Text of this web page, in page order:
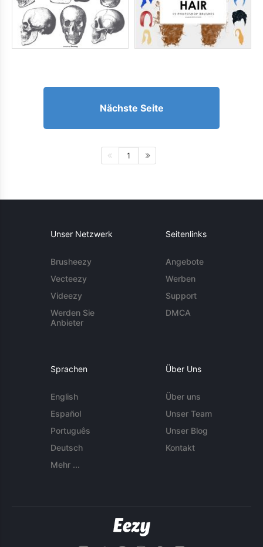
Nächste Seite
1
Unser Netzwerk
Brusheezy
Vecteezy
Videezy
Werden Sie
Anbieter
Seitenlinks
Angebote
Werben
Support
DMCA
Sprachen
English
Español
Português
Deutsch
Mehr ...
Über Uns
Über uns
Unser Team
Unser Blog
Kontakt